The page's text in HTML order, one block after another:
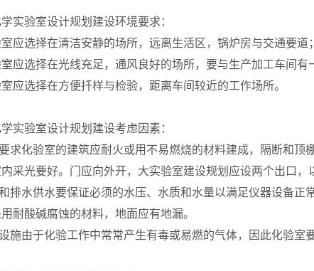
实验室设计规划建设环境要求：
室应选择在清洁安静的场所，远离生活区，锅炉房与交通要道；
室应选择在光线充足，通风良好的场所，要与生产加工车间有
应选择在方便扦样与检验，距离车间较近的工作场所。
实验室设计规划建设考虑因素：
求化验室的建筑应耐火或用不易燃烧的材料建成，隔断和
采光要好。门应向外开，大实验室建设规划应设两个出口，
排水供水要保证必须的水压、水质和水量以满足仪器设备
耐酸碱腐蚀的材料，地面应有地漏。
施由于化验工作中常常产生有毒或易燃的气体，因此化验室